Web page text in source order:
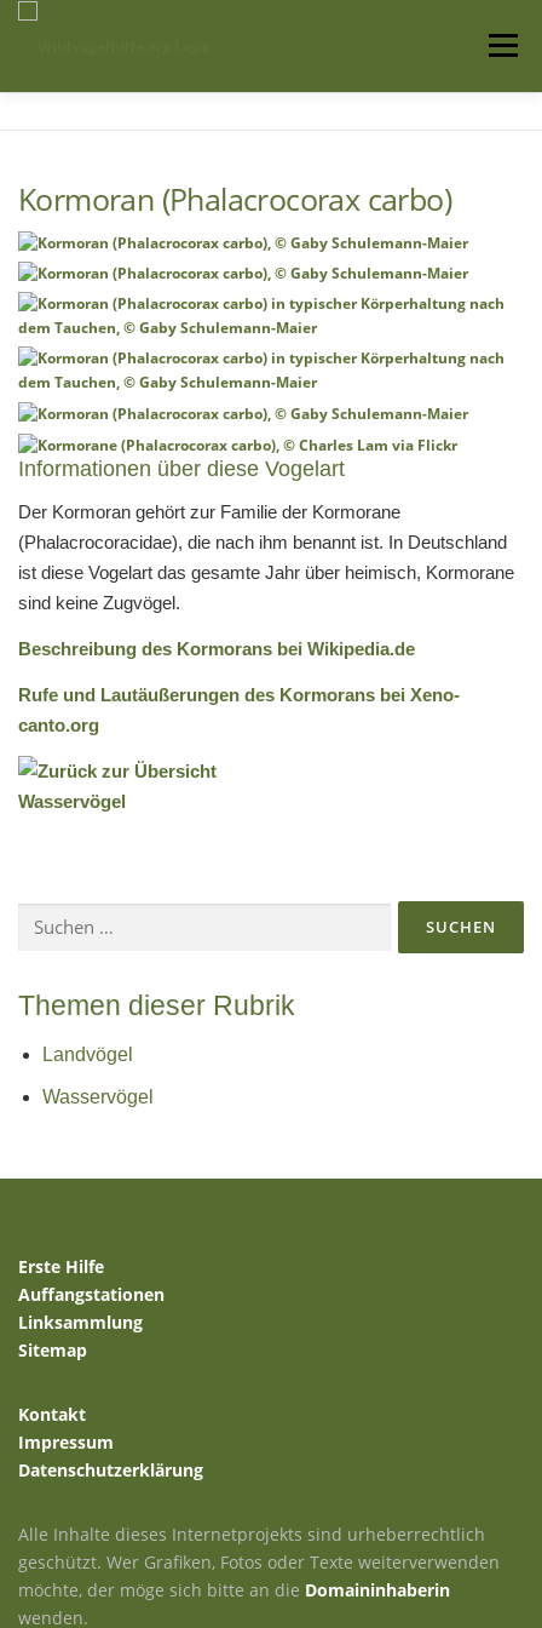
Menü
Kormoran (Phalacrocorax carbo)
Informationen über diese Vogelart
Der Kormoran gehört zur Familie der Kormorane
(Phalacrocoracidae), die nach ihm benannt ist. In Deutschland
ist diese Vogelart das gesamte Jahr über heimisch, Kormorane
sind keine Zugvögel.
Beschreibung des Kormorans bei Wikipedia.de
Rufe und Lautäußerungen des Kormorans bei Xeno-
canto.org
nach:
Themen dieser Rubrik
Landvögel
Wasservögel
Erste Hilfe
Auffangstationen
Linksammlung
Sitemap
Kontakt
Impressum
Datenschutzerklärung
Alle Inhalte dieses Internetprojekts sind urheberrechtlich
geschützt. Wer Grafiken, Fotos oder Texte weiterverwenden
möchte, der möge sich bitte an die Domaininhaberin
wenden.